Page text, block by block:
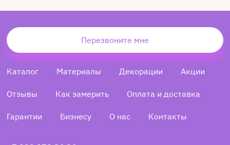
Перезвоните мне
Каталог Материалы Декорации Акции
Отзывы Как замерить Оплата и доставка
Гарантии Бизнесу О нас Контакты